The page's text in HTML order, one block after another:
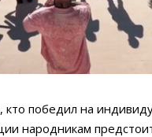
кто победил на
народникам